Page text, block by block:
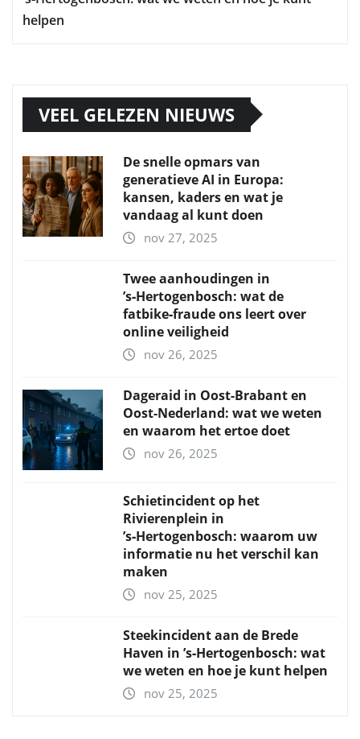
helpen
VEEL GELEZEN NIEUWS
De snelle opmars van
generatieve AI in Europa:
kansen, kaders en wat je
vandaag al kunt doen
nov 27, 2025
Twee aanhoudingen in
’s‑Hertogenbosch: wat de
fatbike‑fraude ons leert over
online veiligheid
nov 26, 2025
Dageraid in Oost-Brabant en
Oost-Nederland: wat we weten
en waarom het ertoe doet
nov 26, 2025
Schietincident op het
Rivierenplein in
’s‑Hertogenbosch: waarom uw
informatie nu het verschil kan
maken
nov 25, 2025
Steekincident aan de Brede
Haven in ’s‑Hertogenbosch: wat
we weten en hoe je kunt helpen
nov 25, 2025